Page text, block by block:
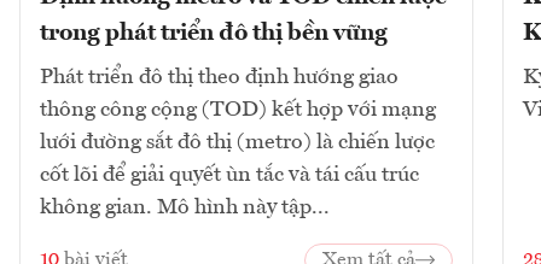
trong phát triển đô thị bền vững
Phát triển đô thị theo định hướng giao
thông công cộng (TOD) kết hợp với mạng
lưới đường sắt đô thị (metro) là chiến lược
cốt lõi để giải quyết ùn tắc và tái cấu trúc
không gian. Mô hình này tập...
10 bài viết Xem tất cả